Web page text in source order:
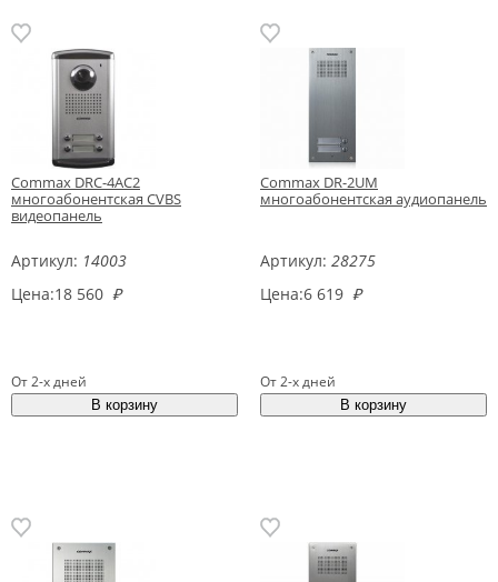
Commax DRC-4AС2
многоабонентская CVBS
видеопанель
Артикул: 14003
Цена:18 560 ₽
От 2-х дней
Commax DR-2UM
многоабонентская аудиопанель
Артикул: 28275
Цена:6 619 ₽
От 2-х дней